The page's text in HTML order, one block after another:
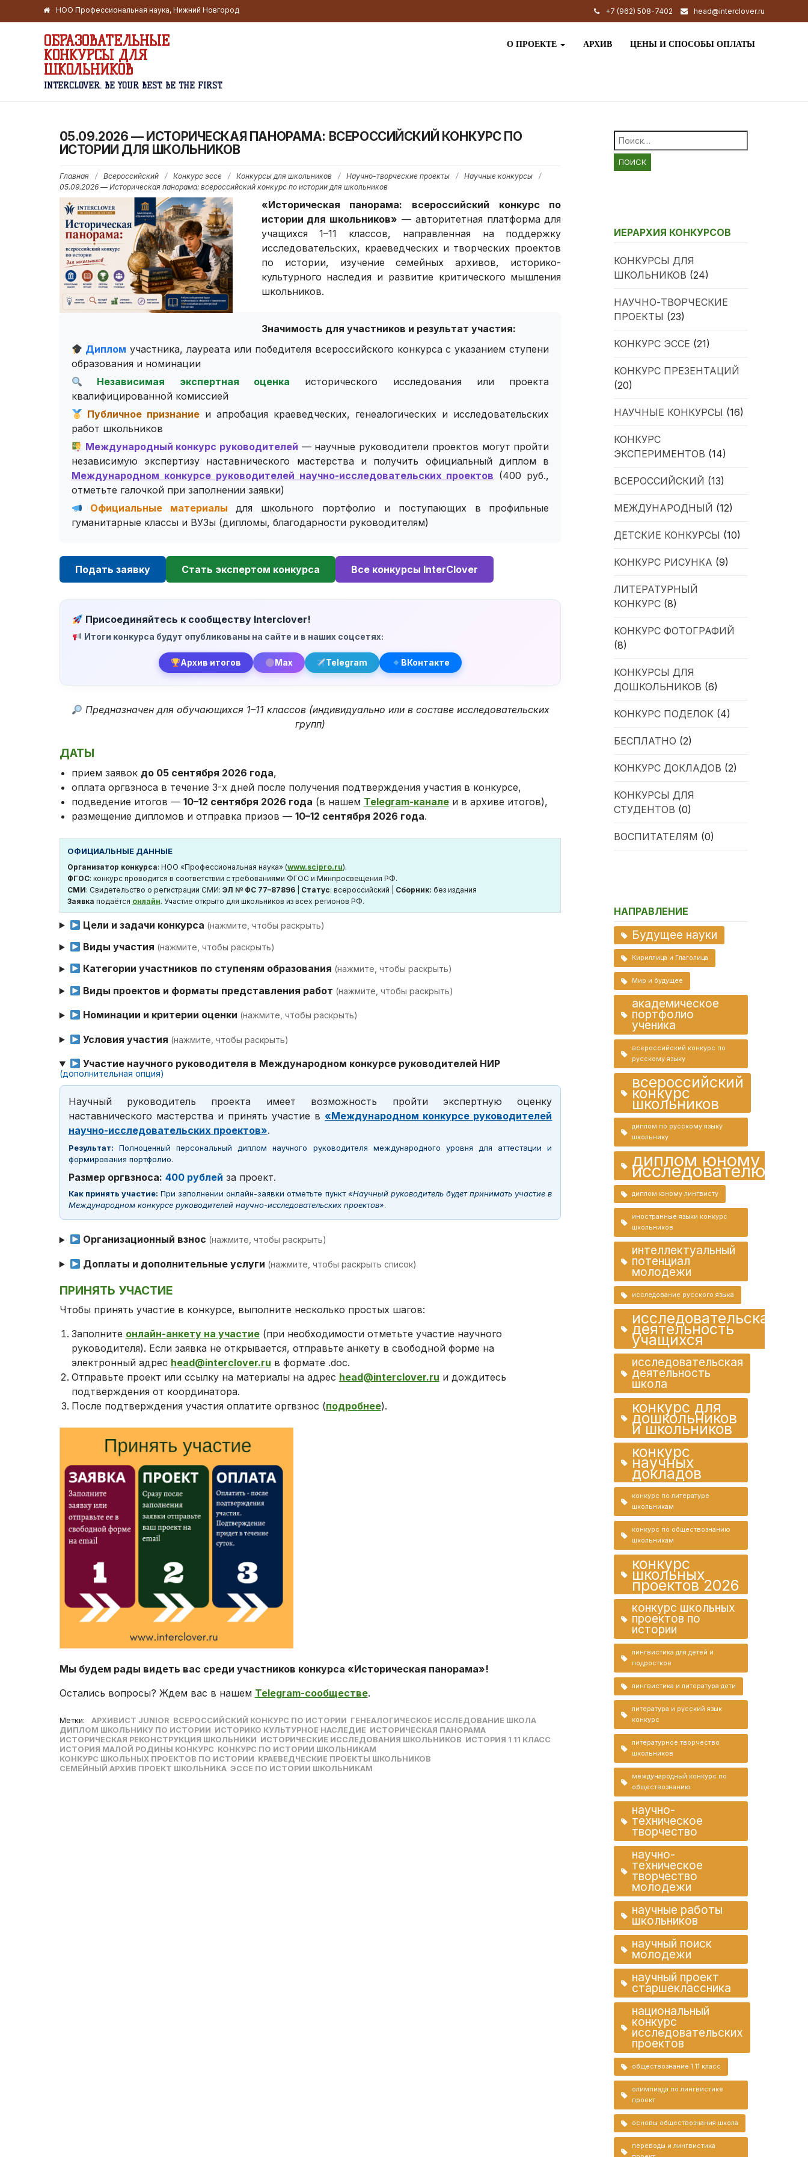
НОО Профессиональная наука, Нижний Новгород +7 (962) 508-7402 head@interclover.ru
ОБРАЗОВАТЕЛЬНЫЕ
КОНКУРСЫ ДЛЯ
ШКОЛЬНИКОВ
INTERCLOVER. BE YOUR BEST. BE THE FIRST.
О ПРОЕКТЕ АРХИВ ЦЕНЫ И СПОСОБЫ ОПЛАТЫ
05.09.2026 — ИСТОРИЧЕСКАЯ ПАНОРАМА: ВСЕРОССИЙСКИЙ КОНКУРС ПО
ИСТОРИИ ДЛЯ ШКОЛЬНИКОВ
Главная / Всероссийский / Конкурс эссе / Конкурсы для школьников / Научно-творческие проекты / Научные конкурсы
/
05.09.2026 — Историческая панорама: всероссийский конкурс по истории для школьников
«Историческая панорама: всероссийский конкурс по
истории для школьников» — авторитетная платформа для
учащихся 1–11 классов, направленная на поддержку
исследовательских, краеведческих и творческих проектов
по истории, изучение семейных архивов, историко-
культурного наследия и развитие критического мышления
школьников.
Значимость для участников и результат участия:
Диплом участника, лауреата или победителя всероссийского конкурса с указанием ступени
образования и номинации
Независимая экспертная оценка исторического исследования или проекта
квалифицированной комиссией
Публичное признаниеи апробация краеведческих, генеалогических и исследовательских
работ школьников
Международный конкурс руководителей — научные руководители проектов могут пройти
независимую экспертизу наставнического мастерства и получить официальный диплом в
Международном конкурсе руководителей научно-исследовательских проектов (400 руб.,
отметьте галочкой при заполнении заявки)
Официальные материалы для школьного портфолио и поступающих в профильные
гуманитарные классы и ВУЗы (дипломы, благодарности руководителям)
Подать заявку Стать экспертом конкурса Все конкурсы InterClover
Присоединяйтесь к сообществу Interclover!
Итоги конкурса будут опубликованы на сайте и в наших соцсетях:
Архив итогов Max Telegram ВКонтакте
Предназначен для обучающихся 1–11 классов (индивидуально или в составе исследовательских
групп)
ДАТЫ
прием заявок до 05 сентября 2026 года,
оплата оргвзноса в течение 3-х дней после получения подтверждения участия в конкурсе,
подведение итогов — 10–12 сентября 2026 года (в нашем Telegram-каналеи в архиве итогов),
размещение дипломов и отправка призов — 10–12 сентября 2026 года.
ОФИЦИАЛЬНЫЕ ДАННЫЕ
Организатор конкурса: НОО «Профессиональная наука» (www.scipro.ru).
ФГОС: конкурс проводится в соответствии с требованиями ФГОС и Минпросвещения РФ.
СМИ: Свидетельство о регистрации СМИ: ЭЛ № ФС 77–87896| Статус: всероссийский | Сборник: без издания
Заявка подаётся онлайн. Участие открыто для школьников из всех регионов РФ.
Цели и задачи конкурса (нажмите, чтобы раскрыть)
Виды участия (нажмите, чтобы раскрыть)
Категории участников по ступеням образования (нажмите, чтобы раскрыть)
Виды проектов и форматы представления работ (нажмите, чтобы раскрыть)
Номинации и критерии оценки (нажмите, чтобы раскрыть)
Условия участия (нажмите, чтобы раскрыть)
Участие научного руководителя в Международном конкурсе руководителей НИР
(дополнительная опция)
Научный руководитель проекта имеет возможность пройти экспертную оценку
наставнического мастерства и принять участие в «Международном конкурсе руководителей
научно-исследовательских проектов».
Результат: Полноценный персональный диплом научного руководителя международного уровня для аттестации и
формирования портфолио.
Размер оргвзноса: 400 рублей за проект.
Как принять участие: При заполнении онлайн-заявки отметьте пункт «Научный руководитель будет принимать участие в
Международном конкурсе руководителей научно-исследовательских проектов».
Организационный взнос (нажмите, чтобы раскрыть)
Доплаты и дополнительные услуги (нажмите, чтобы раскрыть список)
ПРИНЯТЬ УЧАСТИЕ
Чтобы принять участие в конкурсе, выполните несколько простых шагов:
Заполните онлайн-анкету на участие(при необходимости отметьте участие научного
руководителя). Если заявка не открывается, отправьте анкету в свободной форме на
электронный адрес head@interclover.ru в формате .doc.
Отправьте проект или ссылку на материалы на адрес head@interclover.ru и дождитесь
подтверждения от координатора.
После подтверждения участия оплатите оргвзнос (подробнее).
Мы будем рады видеть вас среди участников конкурса «Историческая панорама»!
Остались вопросы? Ждем вас в нашем Telegram-сообществе.
Метки: АРХИВИСТ JUNIOR ВСЕРОССИЙСКИЙ КОНКУРС ПО ИСТОРИИ ГЕНЕАЛОГИЧЕСКОЕ ИССЛЕДОВАНИЕ ШКОЛА
ДИПЛОМ ШКОЛЬНИКУ ПО ИСТОРИИ ИСТОРИКО КУЛЬТУРНОЕ НАСЛЕДИЕ ИСТОРИЧЕСКАЯ ПАНОРАМА
ИСТОРИЧЕСКАЯ РЕКОНСТРУКЦИЯ ШКОЛЬНИКИ ИСТОРИЧЕСКИЕ ИССЛЕДОВАНИЯ ШКОЛЬНИКОВ ИСТОРИЯ 1 11 КЛАСС
ИСТОРИЯ МАЛОЙ РОДИНЫ КОНКУРС КОНКУРС ПО ИСТОРИИ ШКОЛЬНИКАМ
КОНКУРС ШКОЛЬНЫХ ПРОЕКТОВ ПО ИСТОРИИ КРАЕВЕДЧЕСКИЕ ПРОЕКТЫ ШКОЛЬНИКОВ
СЕМЕЙНЫЙ АРХИВ ПРОЕКТ ШКОЛЬНИКА ЭССЕ ПО ИСТОРИИ ШКОЛЬНИКАМ
Найти:
ИЕРАРХИЯ КОНКУРСОВ
КОНКУРСЫ ДЛЯ
ШКОЛЬНИКОВ (24)
НАУЧНО-ТВОРЧЕСКИЕ
ПРОЕКТЫ (23)
КОНКУРС ЭССЕ (21)
КОНКУРС ПРЕЗЕНТАЦИЙ
(20)
НАУЧНЫЕ КОНКУРСЫ (16)
КОНКУРС
ЭКСПЕРИМЕНТОВ (14)
ВСЕРОССИЙСКИЙ (13)
МЕЖДУНАРОДНЫЙ (12)
ДЕТСКИЕ КОНКУРСЫ (10)
КОНКУРС РИСУНКА (9)
ЛИТЕРАТУРНЫЙ
КОНКУРС (8)
КОНКУРС ФОТОГРАФИЙ
(8)
КОНКУРСЫ ДЛЯ
ДОШКОЛЬНИКОВ (6)
КОНКУРС ПОДЕЛОК (4)
БЕСПЛАТНО (2)
КОНКУРС ДОКЛАДОВ (2)
КОНКУРСЫ ДЛЯ
СТУДЕНТОВ (0)
ВОСПИТАТЕЛЯМ (0)
НАПРАВЛЕНИЕ
Будущее науки
Кириллица и Глаголица
Мир и будущее
академическое
портфолио
ученика
всероссийский конкурс по
русскому языку
всероссийский
конкурс
школьников
диплом по русскому языку
школьнику
диплом юному
исследователю
диплом юному лингвисту
иностранные языки конкурс
школьников
интеллектуальный
потенциал
молодежи
исследование русского языка
исследовательская
деятельность
учащихся
исследовательская
деятельность
школа
конкурс для
дошкольников
и школьников
конкурс
научных
докладов
конкурс по литературе
школьникам
конкурс по обществознанию
школьникам
конкурс
школьных
проектов 2026
конкурс школьных
проектов по
истории
лингвистика для детей и
подростков
лингвистика и литература дети
литература и русский язык
конкурс
литературное творчество
школьников
международный конкурс по
обществознанию
научно-
техническое
творчество
научно-
техническое
творчество
молодежи
научные работы
школьников
научный поиск
молодежи
научный проект
старшеклассника
национальный
конкурс
исследовательских
проектов
обществознание 1 11 класс
олимпиада по лингвистике
проект
основы обществознания школа
переводы и лингвистика